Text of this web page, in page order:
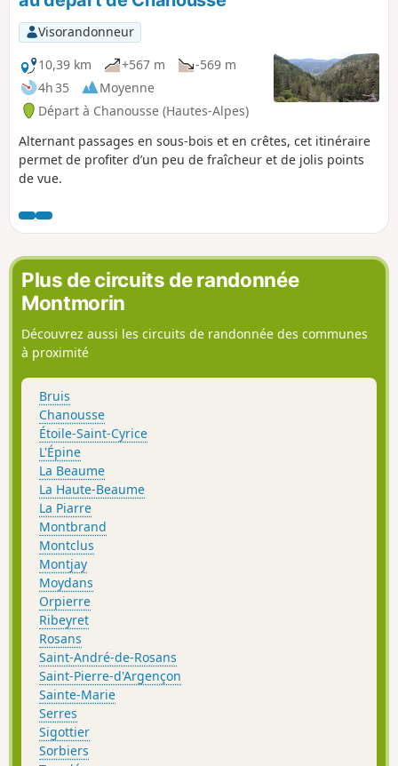
Visorandonneur
10,39 km
+567 m
-569 m
4h 35
Moyenne
Départ à Chanousse (Hautes-Alpes)
Alternant passages en sous-bois et en crêtes, cet itinéraire
permet de profiter d’un peu de fraîcheur et de jolis points
de vue.
Plus de circuits de randonnée
Montmorin
Découvrez aussi les circuits de randonnée des communes
à proximité
Bruis
Chanousse
Étoile-Saint-Cyrice
L'Épine
La Beaume
La Haute-Beaume
La Piarre
Montbrand
Montclus
Montjay
Moydans
Orpierre
Ribeyret
Rosans
Saint-André-de-Rosans
Saint-Pierre-d'Argençon
Sainte-Marie
Serres
Sigottier
Sorbiers